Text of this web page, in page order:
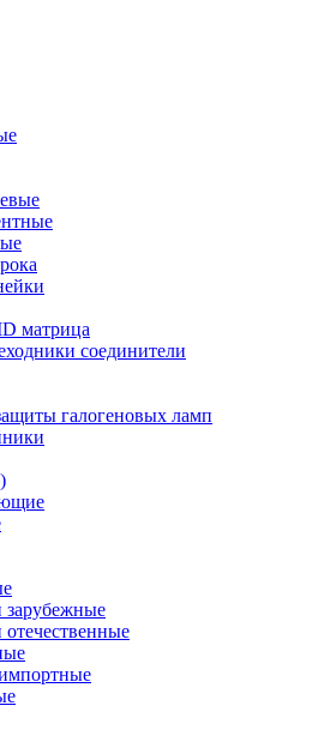
матрица
соединители
галогеновых ламп